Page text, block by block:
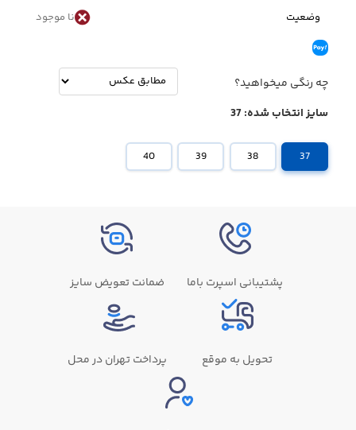
وضعیت
نا موجود
چه رنگی میخواهید؟
سایز انتخاب شده:37
37
38
39
40
پشتیبانی اسپرت باما ضمانت تعویض سایز
تحویل به موقع پرداخت تهران در محل